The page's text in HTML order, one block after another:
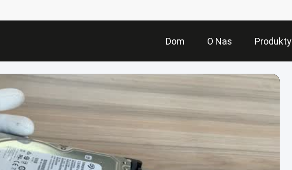
Dom O Nas Produkty